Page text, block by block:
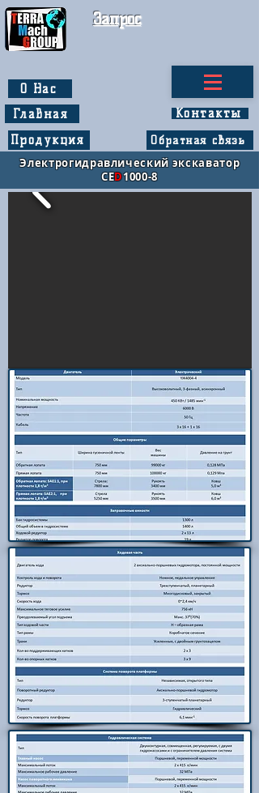
Главная Контакты
О Нас
Продукция Обратная связь
Запрос
Электрогидравлический экскаватор
CED1000-8